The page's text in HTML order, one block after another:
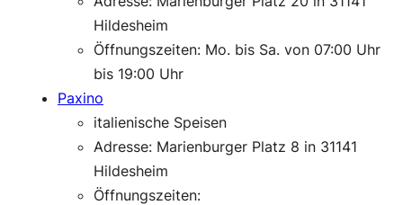
Hildesheim
Öffnungszeiten: Mo. bis Sa. von 07:00 Uhr
bis 19:00 Uhr
Paxino
italienische Speisen
Adresse: Marienburger Platz 8 in 31141
Hildesheim
Öffnungszeiten: